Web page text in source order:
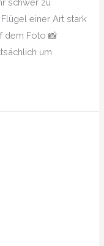
schwer zu
einer Art stark
dem Foto 📸
um